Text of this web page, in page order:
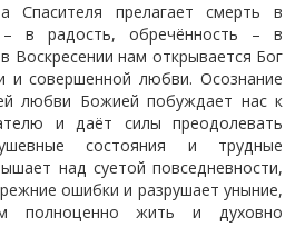
Спасителя прелагает смерть в
– в радость, обречённость – в
Воскресении нам открывается Бог
и совершенной любви. Осознание
любви Божией побуждает нас к
и даёт силы преодолевать
состояния и трудные
над суетой повседневности,
ошибки и разрушает уныние,
полноценно жить и духовно